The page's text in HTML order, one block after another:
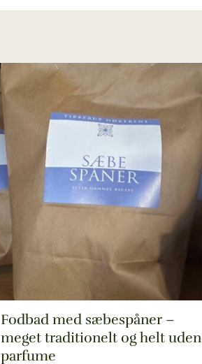
Fodbad med sæbespåner –
meget traditionelt og helt uden
parfume